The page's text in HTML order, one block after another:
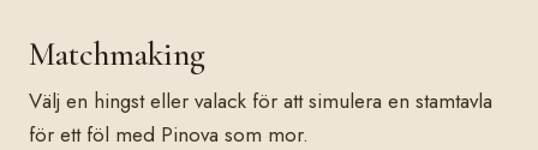
Matchmaking
Välj en hingst eller valack för att simulera en stamtavla
för ett föl med Pinova som mor.